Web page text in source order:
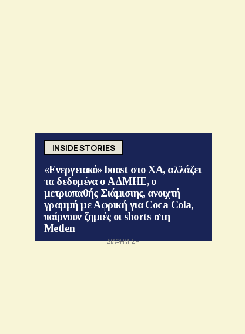
INSIDE STORIES
«Ενεργειακό» boost στο ΧΑ, αλλάζει
τα δεδομένα ο ΑΔΜΗΕ, ο
μετριοπαθής Σιάμισιης, ανοιχτή
γραμμή με Αφρική για Coca Cola,
παίρνουν ζημιές οι shorts στη
Metlen